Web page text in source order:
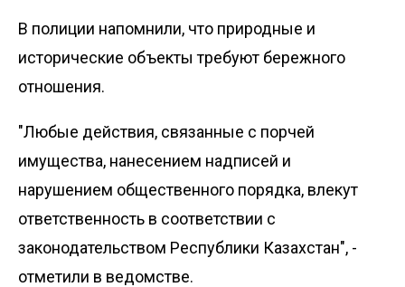
В полиции напомнили, что природные и
исторические объекты требуют бережного
отношения.
"Любые действия, связанные с порчей
имущества, нанесением надписей и
нарушением общественного порядка, влекут
ответственность в соответствии с
законодательством Республики Казахстан", -
отметили в ведомстве.